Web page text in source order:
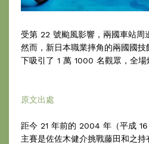
受第 22 號颱風影響，兩國車站周
然而，新日本職業摔角的兩國國
下吸引了 1 萬 1000 名觀眾，全場
原文出處
距今 21 年前的 2004 年（平成
主賽是佐佐木健介挑戰藤田和之持